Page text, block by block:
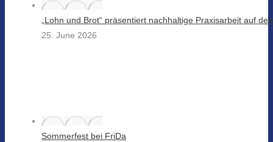
„Lohn und Brot“ präsentiert nachhaltige Praxisarbeit auf
25. June 2026
Sommerfest bei FriDa